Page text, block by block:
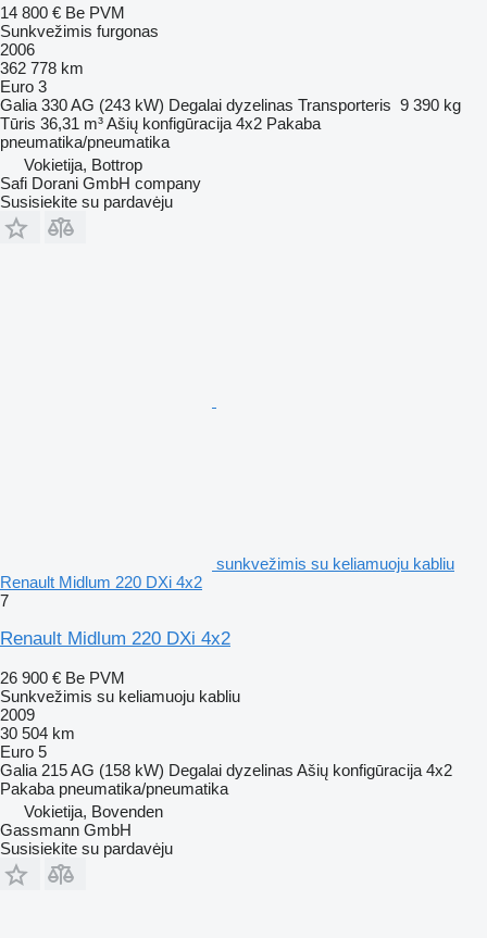
14 800 € Be PVM
Sunkvežimis furgonas
2006
362 778 km
Euro 3
Galia 330 AG (243 kW) Degalai dyzelinas Transporteris 9 390 kg
Tūris 36,31 m³Ašių konfigūracija 4x2 Pakaba
pneumatika/pneumatika
Vokietija, Bottrop
Safi Dorani GmbH company
Susisiekite su pardavėju
sunkvežimis su keliamuoju kabliu
Renault Midlum 220 DXi 4x2
7
Renault Midlum 220 DXi 4x2
26 900 € Be PVM
Sunkvežimis su keliamuoju kabliu
2009
30 504 km
Euro 5
Galia 215 AG (158 kW) Degalai dyzelinas Ašių konfigūracija 4x2
Pakaba pneumatika/pneumatika
Vokietija, Bovenden
Gassmann GmbH
Susisiekite su pardavėju